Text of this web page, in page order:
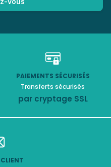
PAIEMENTS SÉCURISÉS
Transferts sécurisés
par cryptage SSL